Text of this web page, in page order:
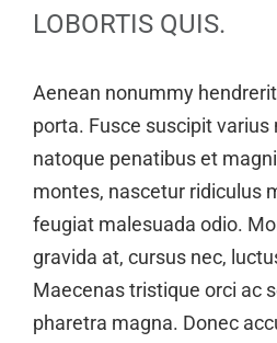
LOBORTIS QUIS.
Aenean nonummy
porta. Fusce suscipit varius
natoque penatibus et
montes, nascetur ridiculus
feugiat malesuada odio.
gravida at, cursus nec,
Maecenas tristique orci ac
pharetra magna. Donec